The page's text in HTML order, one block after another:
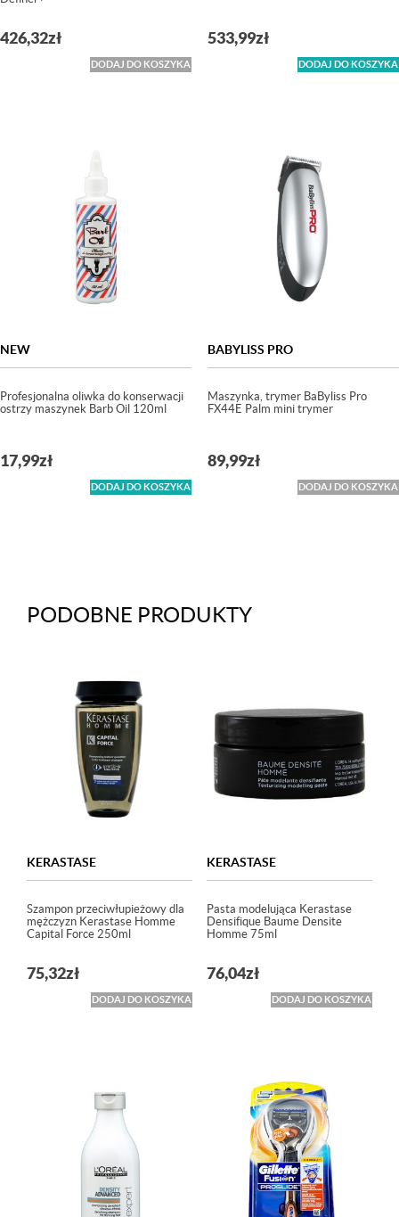
426,32zł
DODAJ DO KOSZYKA
533,99zł
DODAJ DO KOSZYKA
NEW
Profesjonalna oliwka do konserwacji
ostrzy maszynek Barb Oil 120ml
17,99zł
DODAJ DO KOSZYKA
BABYLISS PRO
Maszynka, trymer BaByliss Pro
FX44E Palm mini trymer
89,99zł
DODAJ DO KOSZYKA
PODOBNE PRODUKTY
KERASTASE
Szampon przeciwłupieżowy dla
mężczyzn Kerastase Homme
Capital Force 250ml
75,32zł
DODAJ DO KOSZYKA
KERASTASE
Pasta modelująca Kerastase
Densifique Baume Densite
Homme 75ml
76,04zł
DODAJ DO KOSZYKA